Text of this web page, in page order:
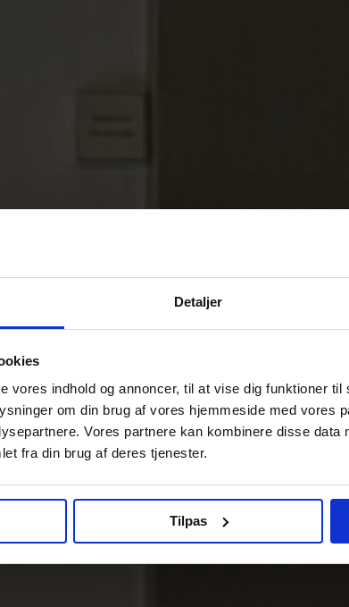
Detaljer
vores indhold og annoncer, til at vise dig funktioner
om din brug af vores hjemmeside med vores
Vores partnere kan kombinere disse data
fra din brug af deres tjenester.
Tilpas